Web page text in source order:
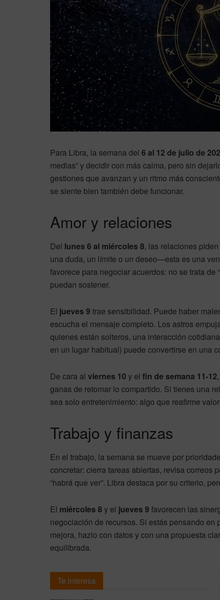
Para Libra, la semana del 6 al 12 de julio de
medias” y decidir con más calma, pero sin
gestiones que avanzan y un ritmo más
se siente bien también debe funcionar.
Amor y relaciones
Del lunes 6 al miércoles 8, las relaciones
una duda, un límite o un deseo—esta es una
favorece para negociar acuerdos: no se trata de
puedan sostener.
El jueves 9 trae sensibilidad. Puede haber
escucha el mensaje completo. Los astros
quienes están solteros, una interacción
en un lugar habitual) puede convertirse en una
De cara al viernes 10 y el fin de semana 11-12
ganas de retomar lo compartido. Si tienes una
sea solo entretenimiento: algo que reafirme
Trabajo y finanzas
En el trabajo, la semana se mueve por
concretar: cierra tareas abiertas, revisa correos
“habrá que ver”. Libra destaca por su criterio,
El miércoles 8 y el jueves 9 favorecen las
negociación de recursos. Si estás pensando
mejora, hazlo con datos y con una propuesta
equilibrada.
Te interesa